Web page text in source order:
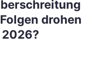
drohen